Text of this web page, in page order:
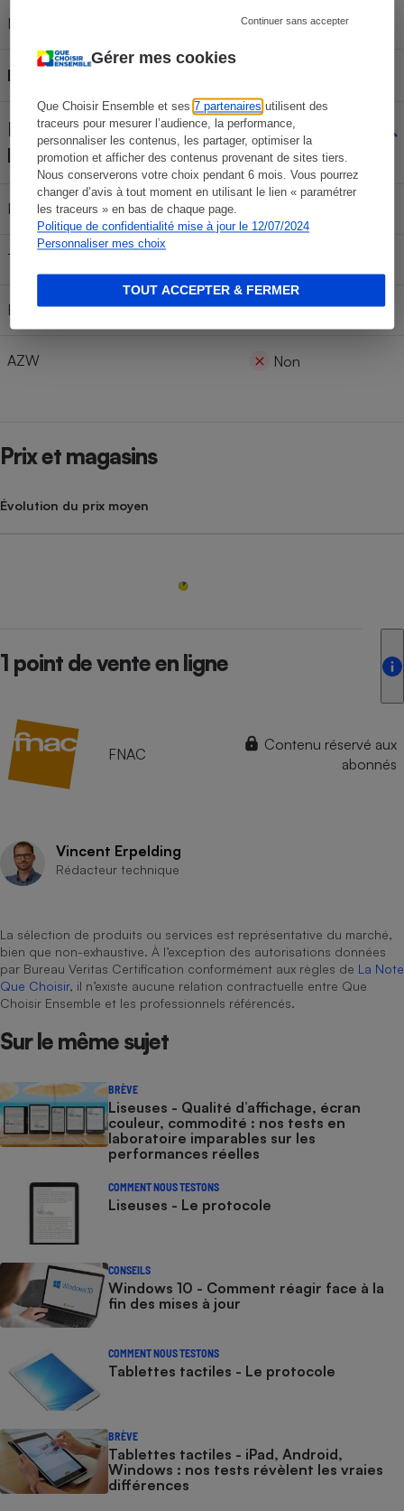
Gérer mes cookies
Que Choisir Ensemble et ses7 partenaires utilisent des
traceurs pour mesurer l’audience, la performance,
personnaliser les contenus, les partager, optimiser la
promotion et afficher des contenus provenant de sites tiers.
Nous conserverons votre choix pendant 6 mois. Vous pourrez
changer d’avis à tout moment en utilisant le lien « paramétrer
les traceurs » en bas de chaque page.
Politique de confidentialité mise à jour le 12/07/2024
Personnaliser mes choix
Continuer sans accepter
TOUT ACCEPTER & FERMER
Lampe intégrée Oui
Étanche
Principaux formats de
lecture
PDF
TXT
Epub + DRM Oui
AZW Non
Prix et magasins
Évolution du prix moyen
1 point de vente en ligne
FNAC
Contenu réservé aux
abonnés
Vincent Erpelding
Rédacteur technique
La sélection de produits ou services est représentative du marché,
bien que non-exhaustive. À l’exception des autorisations données
par Bureau Veritas Certification conformément aux règles de La Note
Que Choisir, il n’existe aucune relation contractuelle entre Que
Choisir Ensemble et les professionnels référencés.
Sur le même sujet
BRÈVE
Liseuses - Qualité d’affichage, écran
couleur, commodité : nos tests en
laboratoire imparables sur les
performances réelles
COMMENT NOUS TESTONS
Liseuses - Le protocole
CONSEILS
Windows 10 - Comment réagir face à la
fin des mises à jour
COMMENT NOUS TESTONS
Tablettes tactiles - Le protocole
BRÈVE
Tablettes tactiles - iPad, Android,
Windows : nos tests révèlent les vraies
différences